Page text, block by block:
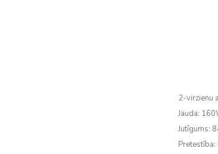
2-virzienu
Jauda:
Jutīgums:
Pretestība: